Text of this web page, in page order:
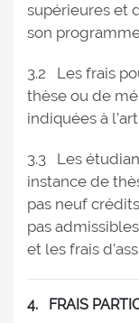
supérieures et
son
3.2 Les frais
thèse ou de
indiquées à
3.3 Les
instance de
pas neuf
pas
et les frais
4. FRAIS